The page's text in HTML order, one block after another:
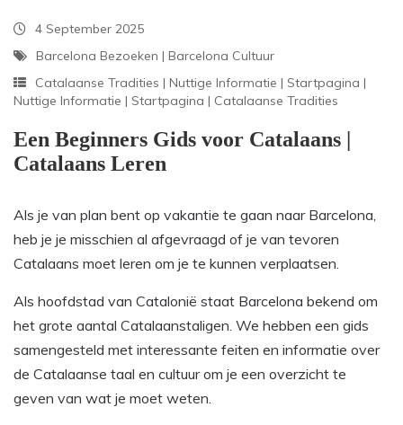
4 September 2025
Barcelona Bezoeken | Barcelona Cultuur
Catalaanse Tradities | Nuttige Informatie | Startpagina |
Nuttige Informatie | Startpagina | Catalaanse Tradities
Een Beginners Gids voor Catalaans |
Catalaans Leren
Als je van plan bent op vakantie te gaan naar Barcelona,
heb je je misschien al afgevraagd of je van tevoren
Catalaans moet leren om je te kunnen verplaatsen.
Als hoofdstad van Catalonië staat Barcelona bekend om
het grote aantal Catalaanstaligen. We hebben een gids
samengesteld met interessante feiten en informatie over
de Catalaanse taal en cultuur om je een overzicht te
geven van wat je moet weten.